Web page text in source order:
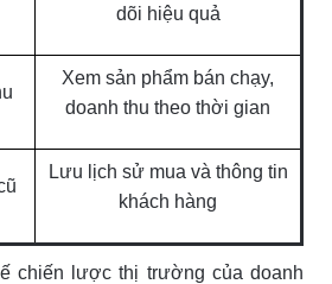
dõi hiệu quả
Xem sản phẩm bán chạy,
doanh thu theo thời gian
Lưu lịch sử mua và thông tin
khách hàng
chiến lược thị trường của doanh